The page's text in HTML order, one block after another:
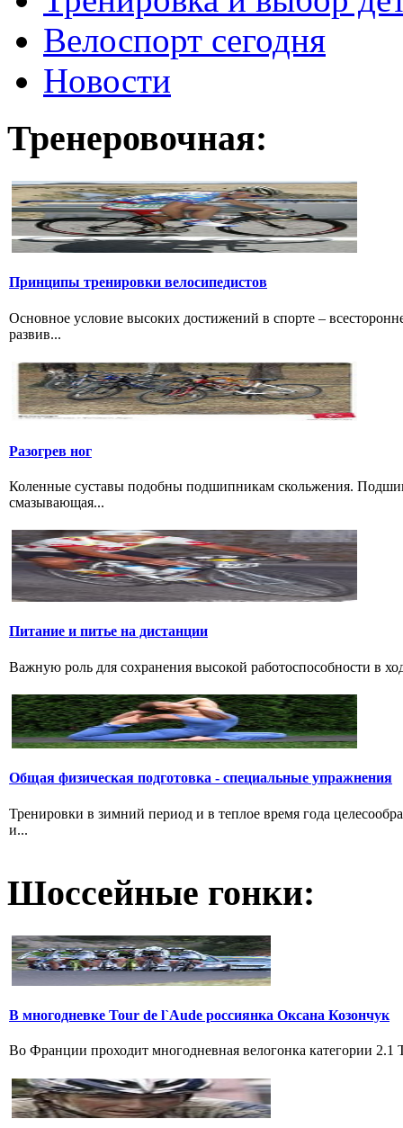
Велоспорт сегодня
Новости
Тренеровочная:
Принципы тренировки велосипедистов
Основное условие высоких достижений в спорте –
развив...
Разогрев ног
Коленные суставы подобны подшипникам скольжения.
смазывающая...
Питание и питье на дистанции
Важную роль для сохранения высокой работоспособности в
Общая физическая подготовка - специальные упражнения
Тренировки в зимний период и в теплое время года
и...
Шоссейные гонки:
В многодневке Tour de l`Aude россиянка Оксана Козончук
Во Франции проходит многодневная велогонка категории